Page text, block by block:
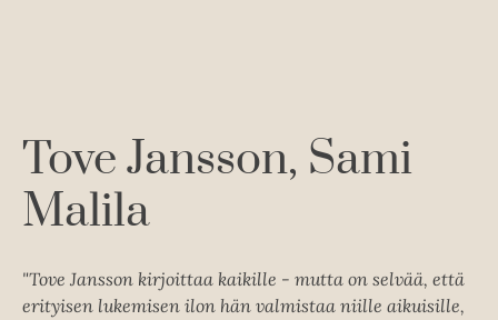
Tove Jansson Sami
Malila
"Tove Jansson kirjoittaa kaikille - mutta on selvää, että
erityisen lukemisen ilon hän valmistaa niille aikuisille,